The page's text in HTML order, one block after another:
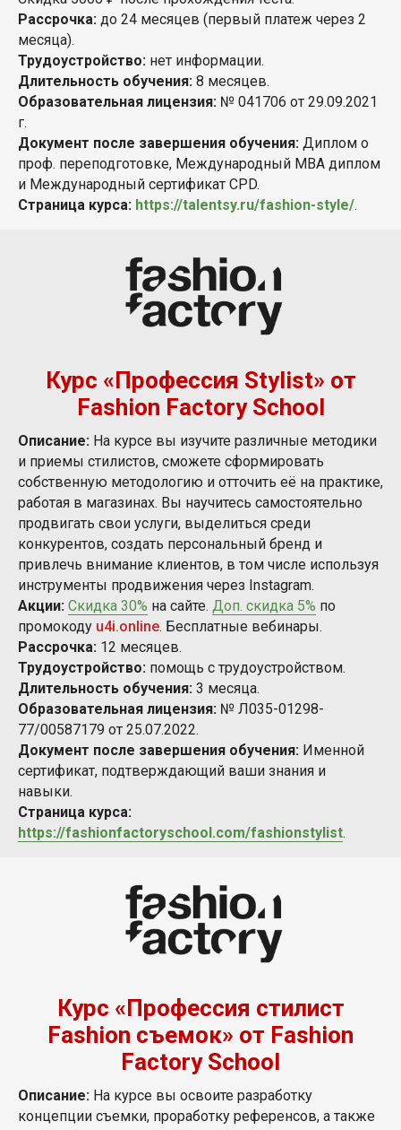
Рассрочка: до 24 месяцев (первый платеж через 2
месяца).
Трудоустройство: нет информации.
Длительность обучения: 8 месяцев.
Образовательная лицензия: № 041706 от 29.09.2021
г.
Документ после завершения обучения: Диплом о
проф. переподготовке, Международный MBA диплом
и Международный сертификат CPD.
Страница курса: https://talentsy.ru/fashion-style/.
Курс «Профессия Stylist» от
Fashion Factory School
Описание: На курсе вы изучите различные методики
и приемы стилистов, сможете сформировать
собственную методологию и отточить её на практике,
работая в магазинах. Вы научитесь самостоятельно
продвигать свои услуги, выделиться среди
конкурентов, создать персональный бренд и
привлечь внимание клиентов, в том числе используя
инструменты продвижения через Instagram.
Акции: Скидка 30% на сайте. Доп. скидка 5% по
промокоду u4i.online. Бесплатные вебинары.
Рассрочка: 12 месяцев.
Трудоустройство: помощь с трудоустройством.
Длительность обучения: 3 месяца.
Образовательная лицензия: № Л035-01298-
77/00587179 от 25.07.2022.
Документ после завершения обучения: Именной
сертификат, подтверждающий ваши знания и
навыки.
Страница курса:
https://fashionfactoryschool.com/fashionstylist.
Курс «Профессия cтилист
Fashion съемок» от Fashion
Factory School
Описание: На курсе вы освоите разработку
концепции съемки, проработку референсов, а также